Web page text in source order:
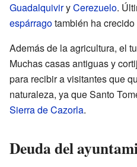
GuadalquiviryCerezuelo.
espárragotambién ha
Además de la agricultura, el
Muchas casas antiguas y
para recibir a visitantes que
naturaleza, ya que Santo
Sierra de Cazorla.
Deuda del